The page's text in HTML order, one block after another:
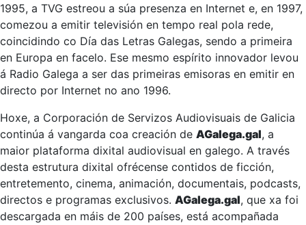
1995, a TVG estreou a súa presenza en Internet e, en 1997,
comezou a emitir televisión en tempo real pola rede,
coincidindo co Día das Letras Galegas, sendo a primeira
en Europa en facelo. Ese mesmo espírito innovador levou
á Radio Galega a ser das primeiras emisoras en emitir en
directo por Internet no ano 1996.
Hoxe, a Corporación de Servizos Audiovisuais de Galicia
continúa á vangarda coa creación de AGalega.gal, a
maior plataforma dixital audiovisual en galego. A través
desta estrutura dixital ofrécense contidos de ficción,
entretemento, cinema, animación, documentais, podcasts,
directos e programas exclusivos. AGalega.gal, que xa foi
descargada en máis de 200 países, está acompañada